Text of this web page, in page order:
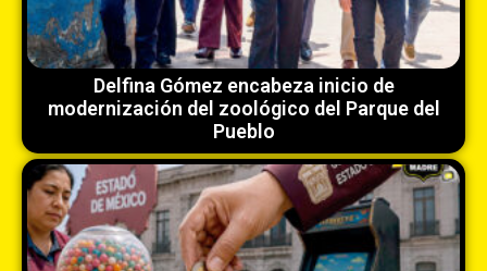
Delfina Gómez encabeza inicio de
modernización del zoológico del Parque del
Pueblo